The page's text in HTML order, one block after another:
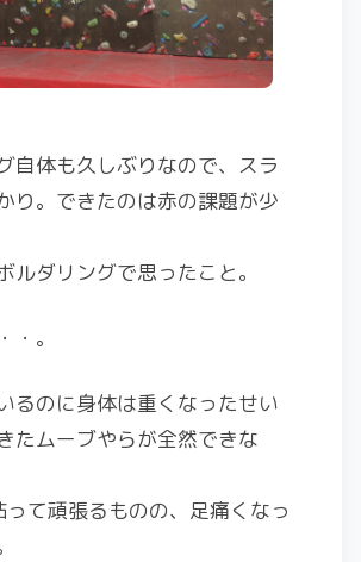
自体も久しぶりなので、スラ
り。できたのは赤の課題が少
ルダリングで思ったこと。
・。
るのに身体は重くなったせい
たムーブやらが全然できな
て頑張るものの、足痛くなっ